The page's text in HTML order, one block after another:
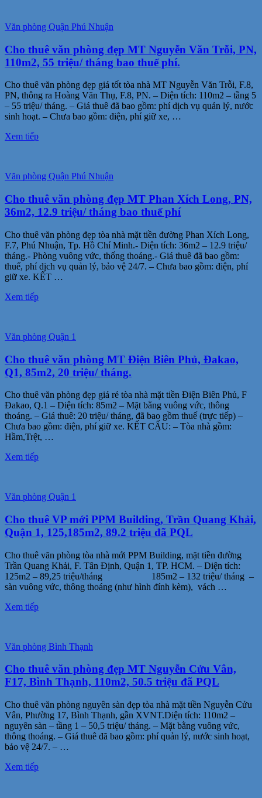
Văn phòng Quận Phú Nhuận
Cho thuê văn phòng đẹp MT Nguyễn Văn Trỗi, PN,
110m2, 55 triệu/ tháng bao thuế phí.
Cho thuê văn phòng đẹp giá tốt tòa nhà MT Nguyễn Văn Trỗi, F.8,
PN, thông ra Hoàng Văn Thụ, F.8, PN. – Diện tích: 110m2 – tầng 5
– 55 triệu/ tháng. – Giá thuê đã bao gồm: phí dịch vụ quản lý, nước
sinh hoạt. – Chưa bao gồm: điện, phí giữ xe, …
Xem tiếp
Văn phòng Quận Phú Nhuận
Cho thuê văn phòng đẹp MT Phan Xích Long, PN,
36m2, 12.9 triệu/ tháng bao thuế phí
Cho thuê văn phòng đẹp tòa nhà mặt tiền đường Phan Xích Long,
F.7, Phú Nhuận, Tp. Hồ Chí Minh.- Diện tích: 36m2 – 12.9 triệu/
tháng.- Phòng vuông vức, thống thoáng.- Giá thuê đã bao gồm:
thuế, phí dịch vụ quản lý, bảo vệ 24/7. – Chưa bao gồm: điện, phí
giữ xe. KẾT …
Xem tiếp
Văn phòng Quận 1
Cho thuê văn phòng MT Điện Biên Phủ, Đakao,
Q1, 85m2, 20 triệu/ tháng.
Cho thuê văn phòng đẹp giá rẻ tòa nhà mặt tiền Điện Biên Phủ, F
Đakao, Q.1 – Diện tích: 85m2 – Mặt bằng vuông vức, thông
thoáng. – Giá thuê: 20 triệu/ tháng, đã bao gồm thuế (trực tiếp) –
Chưa bao gồm: điện, phí giữ xe. KẾT CẤU: – Tòa nhà gồm:
Hầm,Trệt, …
Xem tiếp
Văn phòng Quận 1
Cho thuê VP mới PPM Building, Trần Quang Khải,
Quận 1, 125,185m2, 89.2 triệu đã PQL
Cho thuê văn phòng tòa nhà mới PPM Building, mặt tiền đường
Trần Quang Khải, F. Tân Định, Quận 1, TP. HCM. – Diện tích:
125m2 – 89,25 triệu/tháng 185m2 – 132 triệu/ tháng –
sàn vuông vức, thông thoáng (như hình đính kèm), vách …
Xem tiếp
Văn phòng Bình Thạnh
Cho thuê văn phòng đẹp MT Nguyễn Cửu Vân,
F17, Bình Thạnh, 110m2, 50.5 triệu đã PQL
Cho thuê văn phòng nguyên sàn đẹp tòa nhà mặt tiền Nguyễn Cửu
Vân, Phường 17, Bình Thạnh, gần XVNT.Diện tích: 110m2 –
nguyên sàn – tầng 1 – 50,5 triệu/ tháng. – Mặt bằng vuông vức,
thông thoáng. – Giá thuê đã bao gồm: phí quản lý, nước sinh hoạt,
bảo vệ 24/7. – …
Xem tiếp